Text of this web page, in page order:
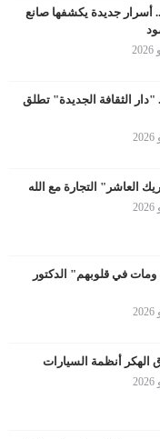
جديدة يكشفها صانع
الثقافة الجديدة" تطلق
العاشر" التجارة مع الله
في قلوبهم" الدكتور
الهكر أنظمة السيارات